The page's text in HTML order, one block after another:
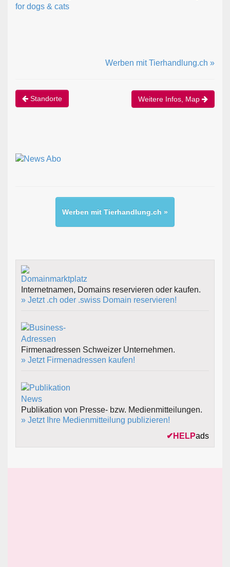
for dogs & cats
Werben mit Tierhandlung.ch »
Standorte Weitere Infos, Map
Werben mit Tierhandlung.ch »
Internetnamen, Domains reservieren oder kaufen.
» Jetzt .ch oder .swiss Domain reservieren!
Firmenadressen Schweizer Unternehmen.
» Jetzt Firmenadressen kaufen!
Publikation von Presse- bzw. Medienmitteilungen.
» Jetzt Ihre Medienmitteilung publizieren!
✔ HELPads